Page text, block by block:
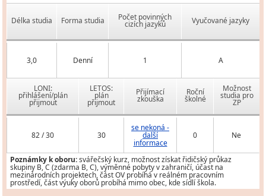
Délka studia Forma studia Počet povinných
cizích jazyků Vyučované jazyky
3,0 Denní 1 A
LONI:
přihlášení/plán
přijmout
LETOS:
plán
přijmout
Přijímací
zkouška
Roční
školné
Možnost
studia pro
ZP
82 / 30 30
se nekoná -
další
informace
0 Ne
Poznámky k oboru:svářečský kurz, možnost získat řidičský průkaz
skupiny B, C (zdarma B, C), výměnné pobyty v zahraničí, účast na
mezinárodních projektech, část OV probíhá v reálném pracovním
prostředí, část výuky oborů probíhá mimo obec, kde sídlí škola.